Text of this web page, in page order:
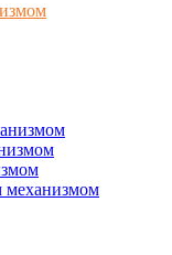
механизмом